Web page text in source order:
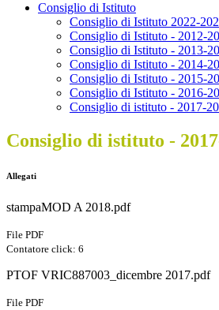
Consiglio di Istituto
Consiglio di Istituto 2022-
Consiglio di Istituto - 2012-
Consiglio di Istituto - 2013-
Consiglio di Istituto - 2014-
Consiglio di Istituto - 2015-
Consiglio di Istituto - 2016-
Consiglio di istituto - 2017-
Consiglio di istituto -
Allegati
stampaMOD A 2018.pdf
File PDF
Contatore click: 6
PTOF VRIC887003_dicembre 2017.pdf
File PDF